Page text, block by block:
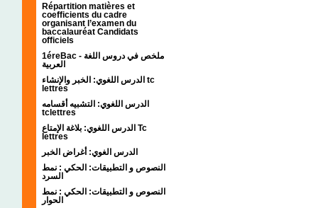
Répartition matières et
coefficients du cadre
organisant l’examen du
baccalauréat Candidats
officiels
1éreBac - ملخص في دروس اللغة
العربية
الدرس اللغوي: الخبر والإنشاء tc
lettres
الدرس اللغوي: التشبيه أقسامه
tclettres
الدرس اللغوي: بلاغة الإمتاع Tc
lettres
الدرس الغوي: أغراض الخبر
النصوص و التطبيقات: الحكي : نمط
السرد
النصوص و التطبيقات: الحكي : نمط
الحوار